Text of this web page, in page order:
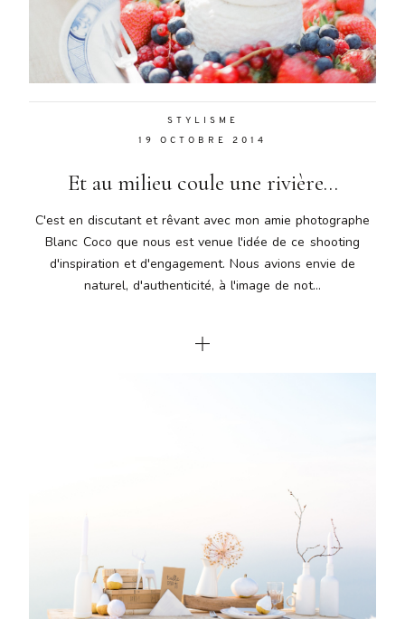
STYLISME
19 OCTOBRE 2014
Et au milieu coule une rivière…
C'est en discutant et rêvant avec mon amie photographe
Blanc Coco que nous est venue l'idée de ce shooting
d'inspiration et d'engagement. Nous avions envie de
naturel, d'authenticité, à l'image de not...